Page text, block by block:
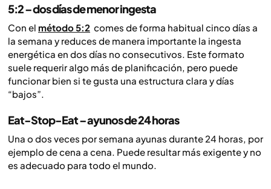
5:2 – dos días de menor ingesta
Con el método 5:2 comes de forma habitual cinco días a
la semana y reduces de manera importante la ingesta
energética en dos días no consecutivos. Este formato
suele requerir algo más de planificación, pero puede
funcionar bien si te gusta una estructura clara y días
“bajos”.
Eat-Stop-Eat – ayunos de 24 horas
Una o dos veces por semana ayunas durante 24 horas, por
ejemplo de cena a cena. Puede resultar más exigente y no
es adecuado para todo el mundo.